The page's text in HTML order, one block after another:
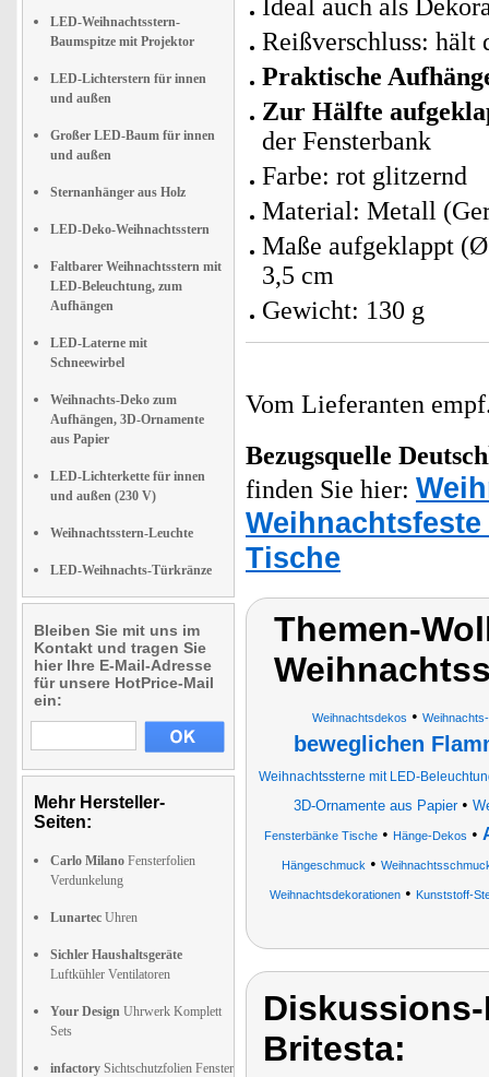
LED-Weihnachtsstern-
Baumspitze mit Projektor
LED-Lichterstern für innen
und außen
Großer LED-Baum für innen
und außen
Sternanhänger aus Holz
LED-Deko-Weihnachtsstern
Faltbarer Weihnachtsstern mit
LED-Beleuchtung, zum
Aufhängen
LED-Laterne mit
Schneewirbel
Weihnachts-Deko zum
Aufhängen, 3D-Ornamente
aus Papier
LED-Lichterkette für innen
und außen (230 V)
Weihnachtsstern-Leuchte
LED-Weihnachts-Türkränze
Bleiben Sie mit uns im
Kontakt und tragen Sie
hier Ihre E-Mail-Adresse
für unsere HotPrice-Mail
ein:
Mehr Hersteller-
Seiten:
Carlo Milano Fensterfolien
Verdunkelung
Lunartec Uhren
Sichler Haushaltsgeräte
Luftkühler Ventilatoren
Your Design Uhrwerk Komplett
Sets
infactory Sichtschutzfolien Fenster
Ideal auch als
Reißverschluss: hält
Praktische
Zur Hälfte
der Fensterbank
Farbe: rot glitzernd
Material: Metall
Maße aufgeklappt
3,5 cm
Gewicht: 130 g
Vom Lieferanten
Bezugsquelle
finden Sie hier:
Tische
Themen-
Weihnachtsdekos •
beweglichen
Weihnachtssterne mit LED-
3D-Ornamente aus Papier•
Fensterbänke Tische • Hänge-Dekos •
Hängeschmuck •
Weihnachtsdekorationen • Kunststoff-
Britesta: